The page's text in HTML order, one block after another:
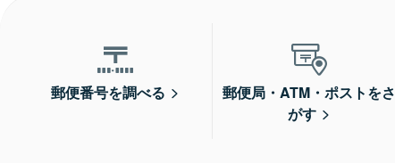
郵便番号を調べる
郵便局・ATM・ポストをさ
がす